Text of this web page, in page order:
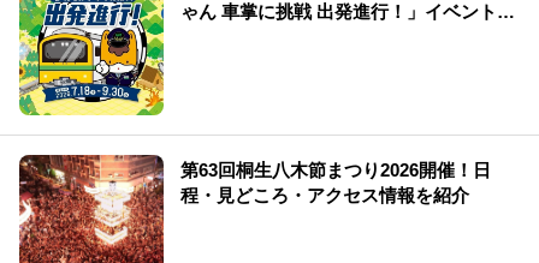
ゃん 車掌に挑戦 出発進行！」イベント情
第63回桐生八木節まつり2026開催！日
程・見どころ・アクセス情報を紹介